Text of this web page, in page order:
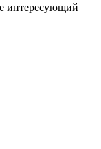
интересующий